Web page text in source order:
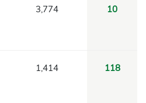
3,774 10
1,414 118